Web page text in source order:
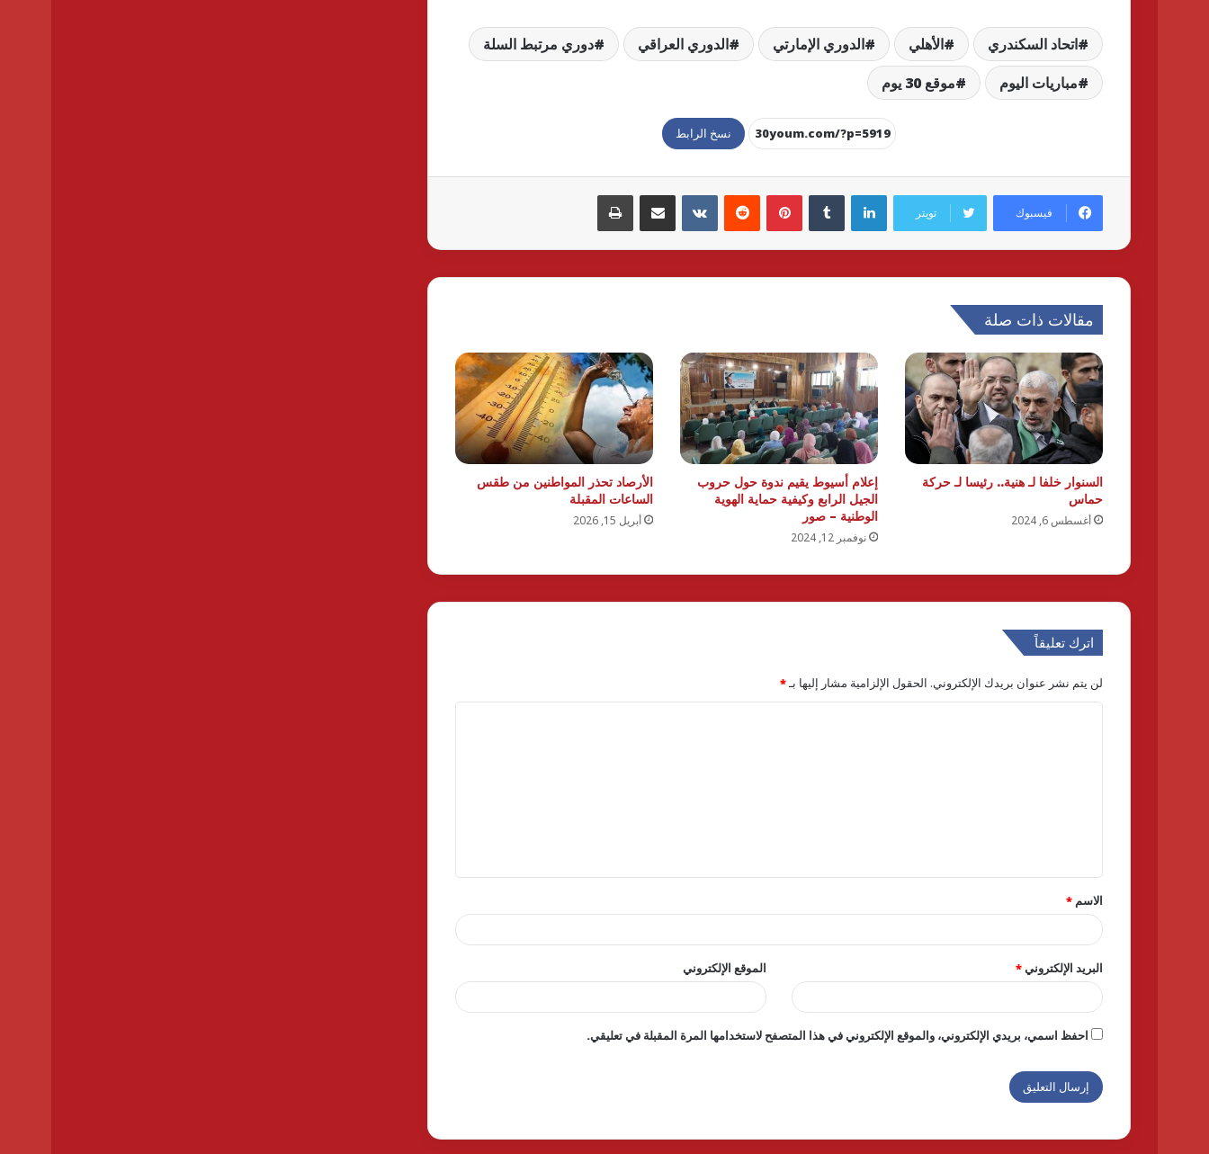
اتحاد السكندري الأهلي الدوري الإمارتي الدوري العراقي
دوري مرتبط السلة
مباريات اليوم
موقع 30 يوم
نسخ الرابط
فيسبوك تويتر
لينكدإن بينتيريست مشاركة عبر البريد طباعة
مقالات ذات صلة
السنوار خلفا لـ هنية.. رئيسا لـ حركة
حماس
أغسطس 6, 2024
إعلام أسيوط يقيم ندوة حول حروب
الجيل الرابع وكيفية حماية الهوية
الوطنية – صور
نوفمبر 12, 2024
الأرصاد تحذر المواطنين من طقس
الساعات المقبلة
أبريل 15, 2026
اترك تعليقاً
لن يتم نشر عنوان بريدك الإلكتروني. الحقول الإلزامية مشار إليها بـ*
ق
*
الاسم *
البريد الإلكتروني* الموقع الإلكتروني
احفظ اسمي، بريدي الإلكتروني، والموقع الإلكتروني في هذا المتصفح لاستخدامها المرة المقبلة في تعليقي.